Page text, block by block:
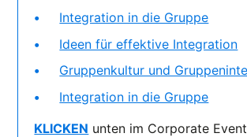
Integration in die Gruppe
Ideen für effektive Integration
Gruppenkultur und
Integration in die Gruppe
KLICKEN unten im Corporate